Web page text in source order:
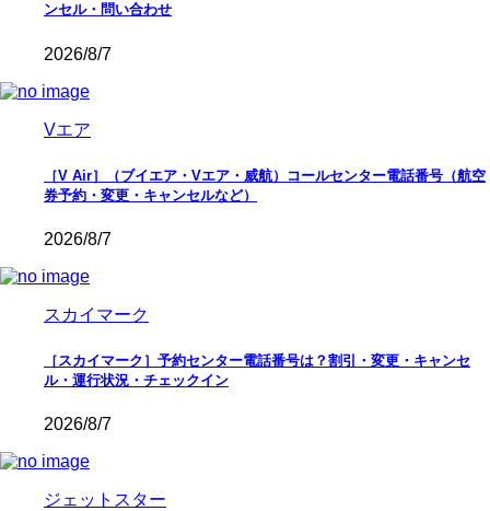
ンセル・問い合わせ
2026/8/7
Vエア
［V Air］（ブイエア・Vエア・威航）コールセンター電話番号（航空
券予約・変更・キャンセルなど）
2026/8/7
スカイマーク
［スカイマーク］予約センター電話番号は？割引・変更・キャンセ
ル・運行状況・チェックイン
2026/8/7
ジェットスター